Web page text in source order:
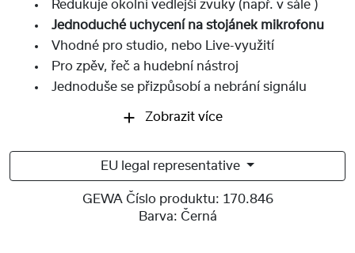
Redukuje okolní vedlejší zvuky (např. v sále )
Jednoduché uchycení na stojánek mikrofonu
Vhodné pro studio, nebo Live-využití
Pro zpěv, řeč a hudební nástroj
Jednoduše se přizpůsobí a nebrání signálu
Zobrazit více
EU legal representative
GEWA Číslo produktu: 170.846
Barva: Černá